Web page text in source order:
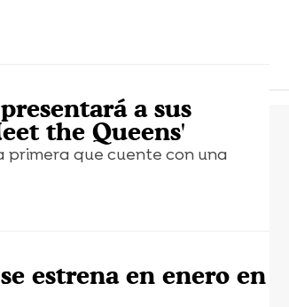
a sus
the Queens'
primera que cuente con una
estrena en enero en